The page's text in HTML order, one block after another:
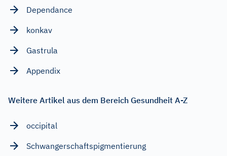
Dependance
konkav
Gastrula
Appendix
Weitere Artikel aus dem Bereich Gesundheit A-Z
occipital
Schwangerschaftspigmentierung